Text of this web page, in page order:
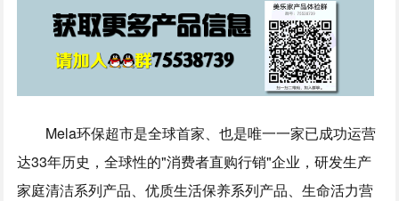
Mela环保超市是全球首家、也是唯一一家已成功运营
达33年历史，全球性的"消费者直购行销"企业，研发生产
家庭清洁系列产品、优质生活保养系列产品、生命活力营